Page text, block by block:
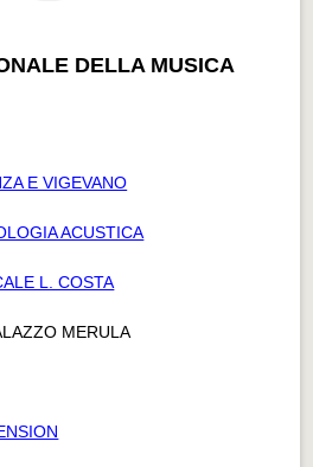
DELLA MUSICA
E VIGEVANO
ACUSTICA
L. COSTA
MERULA